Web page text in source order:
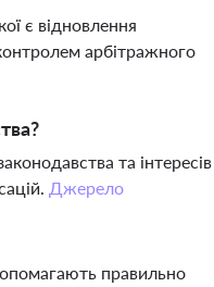
є відновлення
арбітражного
та інтересів
Джерело
правильно